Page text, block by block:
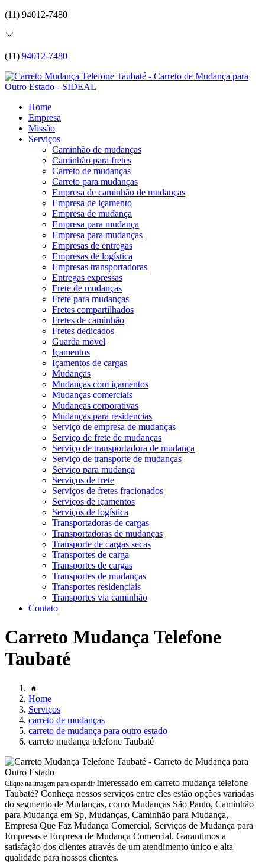
(11) 94012-7480
(11) 94012-7480
Home
Empresa
Missão
Serviços
Caminhão de mudanças
Caminhão para fretes
Carreto de mudanças
Carreto para mudanças
Empresa de caminhão de mudanças
Empresa de içamento
Empresa de mudança
Empresa para mudança
Empresa para mudanças
Empresas de entregas
Empresas de logística
Empresas transportadoras
Entregas expressas
Frete de mudanças
Frete para mudanças
Fretes compartilhados
Fretes de caminhão
Fretes dedicados
Guarda móvel
Içamentos
Içamentos de cargas
Mudanças
Mudanças com içamentos
Mudanças comerciais
Mudanças corporativas
Mudanças para residencias
Serviço de empresa de mudanças
Serviço de frete de mudanças
Serviço de transportadora de mudança
Serviço de transporte de mudanças
Serviço para mudança
Serviços de frete
Serviços de fretes fracionados
Serviços de içamentos
Serviços de logística
Transportadoras de cargas
Transportadoras de mudanças
Transporte de cargas secas
Transportes de carga
Transportes de cargas
Transportes de mudanças
Transportes residenciais
Transportes via caminhão
Contato
Carreto Mudança Telefone
Taubaté
Home
Serviços
carreto de mudanças
carreto de mudança para outro estado
carreto mudança telefone Taubaté
Clique na imagem para expandir Interessado em carreto mudança telefone
Taubaté? Conheça nossos serviços entre eles estão opções variadas
do segmento de Mudanças, como Mudanças São Paulo, Caminhão
para Mudança em Sp, Mudanças, Caminhão para Mudança,
Empresa Que Faz Mudança Comercial, Serviços de Mudança para
Empresas e Empresa de Mudança Comercial. Garantimos a
satisfação dos clientes através de um atendimento único e alta
qualidade para nossos clientes.